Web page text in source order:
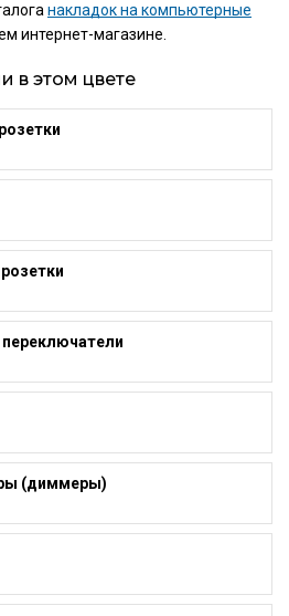
накладок на компьютерные
интернет-магазине.
в этом цвете
(диммеры)